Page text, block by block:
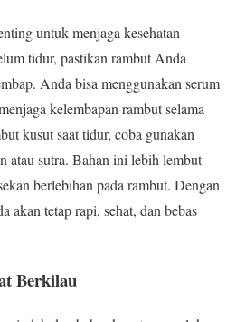
untuk menjaga kesehatan
tidur, pastikan rambut Anda
Anda bisa menggunakan serum
kelembapan rambut selama
kusut saat tidur, coba gunakan
atau sutra. Bahan ini lebih lembut
berlebihan pada rambut. Dengan
akan tetap rapi, sehat, dan bebas
Berkilau